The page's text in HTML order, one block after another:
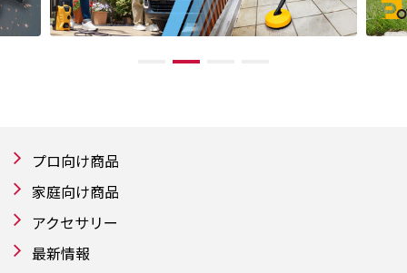
プロ向け商品
家庭向け商品
アクセサリー
最新情報